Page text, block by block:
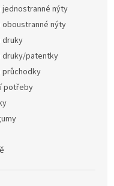
jednostranné nýty
oboustranné nýty
druky
druky/patentky
průchodky
potřeby